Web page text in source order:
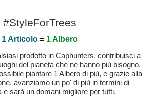
#StyleForTrees
1 Articolo = 1 Albero
prodotto in Caphunters, contribuisci a
del pianeta che ne hanno più bisogno.
piantare 1 Albero di più, e grazie alla
avanziamo un po' di più in termini di
e sarà un domani migliore per tutti.